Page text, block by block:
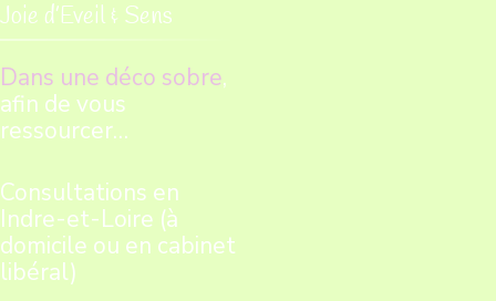
Joie d’Eveil & Sens
Dans une déco sobre,
afin de vous
ressourcer…
Consultations en
Indre-et-Loire (à
domicile ou en cabinet
libéral)